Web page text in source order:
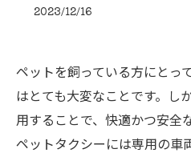
2023/12/16
ペットを飼っている方にとっ
はとても大変なことです。し
用することで、快適かつ安全
ペットタクシーには専用の車